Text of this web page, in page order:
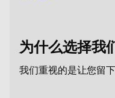
山大·西特科维茨基的
有表现力和情感。这
图的感知，让您更深
为什么选择我
我们重视的是让您留